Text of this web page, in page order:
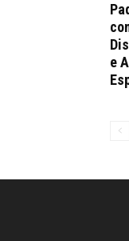
e